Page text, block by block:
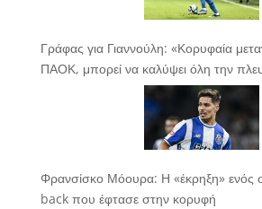
Γράφας για Γιαννούλη: «Κορυφαία
ΠΑΟΚ, μπορεί να καλύψει όλη την
Φρανσίσκο Μόουρα: Η «έκρηξη» ενός
back που έφτασε στην κορυφή